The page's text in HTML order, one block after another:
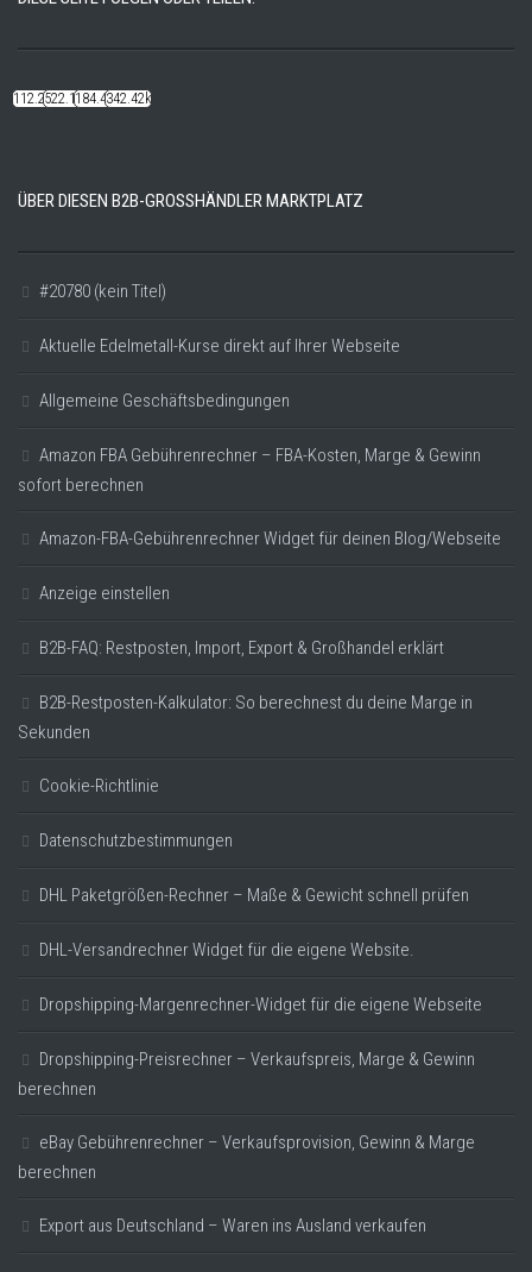
112.22k522.14k184.48k342.42k
ÜBER DIESEN B2B-GROSSHÄNDLER MARKTPLATZ
#20780 (kein Titel)
Aktuelle Edelmetall-Kurse direkt auf Ihrer Webseite
Allgemeine Geschäftsbedingungen
Amazon FBA Gebührenrechner – FBA-Kosten, Marge & Gewinn
sofort berechnen
Amazon-FBA-Gebührenrechner Widget für deinen Blog/Webseite
Anzeige einstellen
B2B-FAQ: Restposten, Import, Export & Großhandel erklärt
B2B-Restposten-Kalkulator: So berechnest du deine Marge in
Sekunden
Cookie-Richtlinie
Datenschutzbestimmungen
DHL Paketgrößen-Rechner – Maße & Gewicht schnell prüfen
DHL-Versandrechner Widget für die eigene Website.
Dropshipping-Margenrechner-Widget für die eigene Webseite
Dropshipping-Preisrechner – Verkaufspreis, Marge & Gewinn
berechnen
eBay Gebührenrechner – Verkaufsprovision, Gewinn & Marge
berechnen
Export aus Deutschland – Waren ins Ausland verkaufen